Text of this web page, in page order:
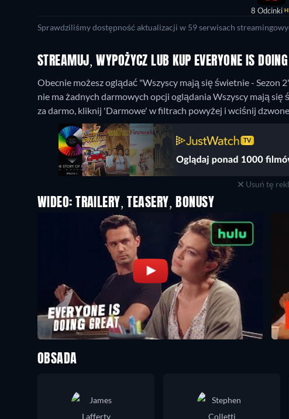
8 Odcinki
Sprawdziliśmy dostępność aktualizacji w 59 serwisach
STREAMUJ, WYPOŻYCZ LUB KUP EVERYONE IS
Obecnie możesz oglądać "Wszyscy mają się świetnie - Sezon
nie ma żadnych darmowych opcji oglądania Wszyscy mają
za darmo, kliknij 'Darmowe' w filtrach powyżej i wciśnij
Usuń tę
WIDEO: TRAILERY, TEASERY, BONUSY
OBSADA